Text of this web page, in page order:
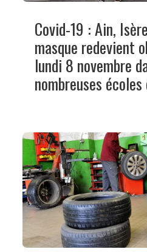
Covid-19 : Ain,
masque redevient
lundi 8 novembre
nombreuses